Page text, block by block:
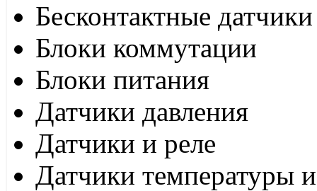
Бесконтактные датчики
Блоки коммутации
Блоки питания
Датчики давления
Датчики и реле
Датчики температуры